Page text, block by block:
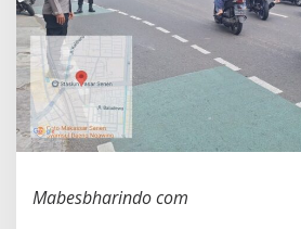
n
Mabesbharindo com